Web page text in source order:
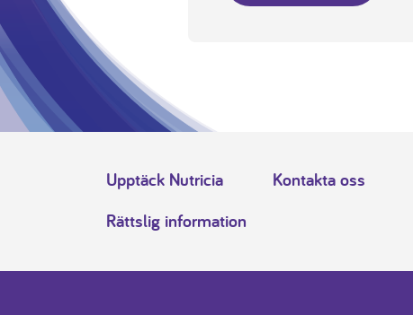
Upptäck Nutricia Kontakta oss
Rättslig information